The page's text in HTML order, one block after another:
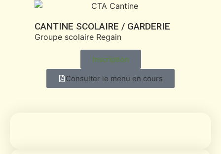
CANTINE SCOLAIRE / GARDERIE
Groupe scolaire Regain
Inscription
Consulter le menu en cours